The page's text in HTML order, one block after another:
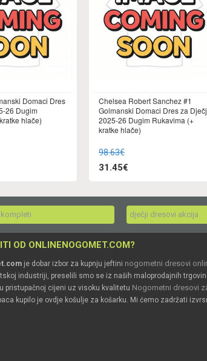
Domaci Dres
26 Dugim
hlače)
Chelsea Robert Sanchez #1
Golmanski Domaci Dres za
2025-26 Dugim Rukavima (+
kratke hlače)
98.63€
31.45€
dječji dresovi akcija
OD ONLINENOGOMET.COM?
je dobar izbor za kupnju jeftini nogometni dresovi
industriji, preselili smo se iz naših maloprodajnih
pristupačnoj cijeni uz visoku kvalitetu Nogometni dresovi
kupilo je ovdje košulje za košarku. Mi ćemo zadržati